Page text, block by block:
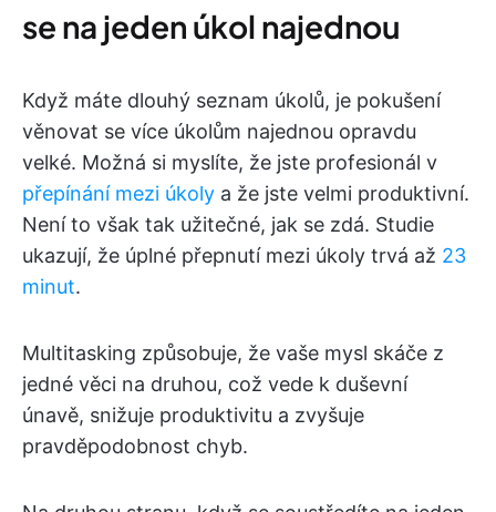
se na jeden úkol najednou
Když máte dlouhý seznam úkolů, je pokušení
věnovat se více úkolům najednou opravdu
velké. Možná si myslíte, že jste profesionál v
přepínání mezi úkoly a že jste velmi produktivní.
Není to však tak užitečné, jak se zdá. Studie
ukazují, že úplné přepnutí mezi úkoly trvá až 23
minut.
Multitasking způsobuje, že vaše mysl skáče z
jedné věci na druhou, což vede k duševní
únavě, snižuje produktivitu a zvyšuje
pravděpodobnost chyb.